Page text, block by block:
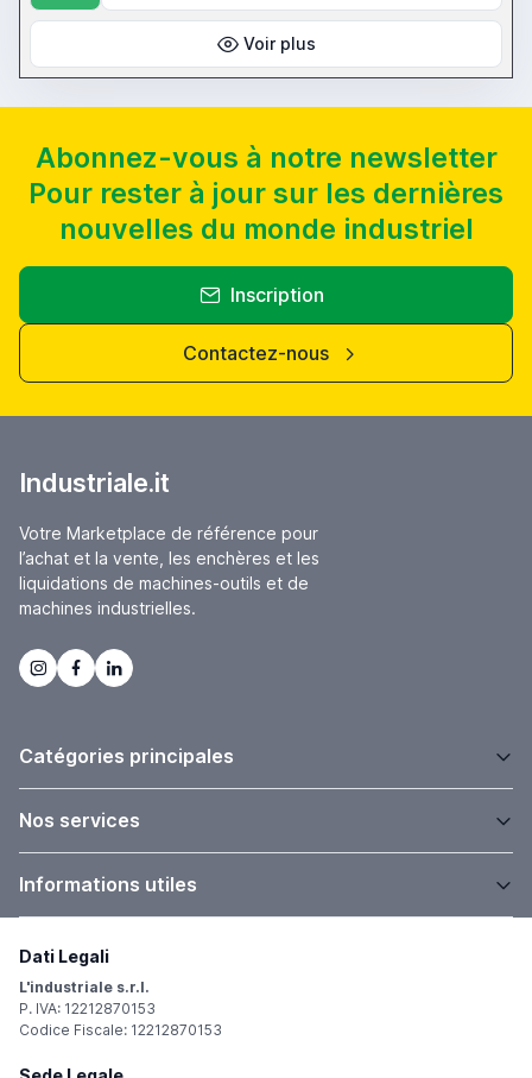
Voir plus
Abonnez-vous à notre newsletter
Pour rester à jour sur les dernières
nouvelles du monde industriel
Inscription
Contactez-nous
Industriale.it
Votre Marketplace de référence pour
l’achat et la vente, les enchères et les
liquidations de machines-outils et de
machines industrielles.
Catégories principales
Nos services
Informations utiles
Dati Legali
L'industriale s.r.l.
P. IVA: 12212870153
Codice Fiscale: 12212870153